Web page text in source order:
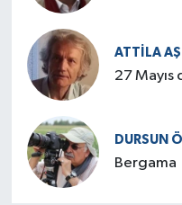
ATTILA
27 Mayıs
DURSUN
Bergama